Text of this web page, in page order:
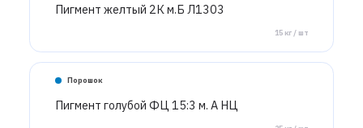
Пигмент желтый 2К м.Б Л1303
15 кг / шт
Порошок
Пигмент голубой ФЦ 15:3 м. А НЦ